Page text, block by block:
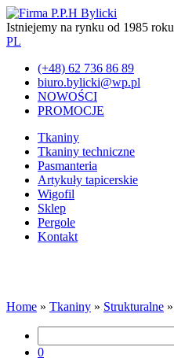
Istniejemy na rynku od 1985 roku
PL
(+48) 62 736 86 89
biuro.bylicki@wp.pl
NOWOŚCI
PROMOCJE
Tkaniny
Tkaniny techniczne
Pasmanteria
Artykuły tapicerskie
Wigofil
Sklep
Pergole
Kontakt
Home » Tkaniny » Strukturalne »
0